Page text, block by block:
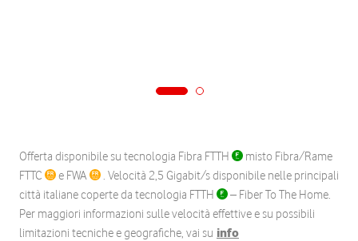
Offerta disponibile su tecnologia Fibra FTTH
misto Fibra/Rame
FTTC
e FWA
. Velocità 2,5 Gigabit/s disponibile nelle principali
città italiane coperte da tecnologia FTTH
– Fiber To The Home.
Per maggiori informazioni sulle velocità effettive e su possibili
limitazioni tecniche e geografiche, vai su info